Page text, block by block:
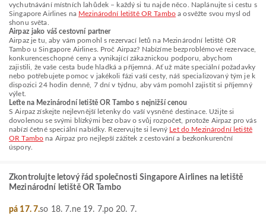
vychutnávání místních lahůdek – každý si tu najde něco. Naplánujte si cestu s
Singapore Airlines na Mezinárodní letiště OR Tambo a osvěžte svou mysl od
shonu světa.
Airpaz jako váš cestovní partner
Airpaz je tu, aby vám pomohl s rezervací letů na Mezinárodní letiště OR
Tambo u Singapore Airlines. Proč Airpaz? Nabízíme bezproblémové rezervace,
konkurenceschopné ceny a vynikající zákaznickou podporu, abychom
zajistili, že vaše cesta bude hladká a příjemná. Ať už máte speciální požadavky
nebo potřebujete pomoc v jakékoli fázi vaší cesty, náš specializovaný tým je k
dispozici 24 hodin denně, 7 dní v týdnu, aby vám pomohl zajistit si příjemný
výlet.
Leťte na Mezinárodní letiště OR Tambo s nejnižší cenou
S Airpaz získejte nejlevnější letenky do vaší vysněné destinace. Užijte si
dovolenou se svými blízkými bez obav o svůj rozpočet, protože Airpaz pro vás
nabízí četné speciální nabídky. Rezervujte si levný Let do Mezinárodní letiště
OR Tambo na Airpaz pro nejlepší zážitek z cestování a bezkonkurenční
úspory.
Zkontrolujte letový řád společnosti Singapore Airlines na letiště
Mezinárodní letiště OR Tambo
pá 17. 7.so 18. 7.ne 19. 7.po 20. 7.